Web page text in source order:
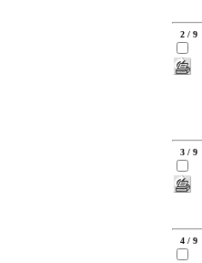
2 / 9
3 / 9
4 / 9